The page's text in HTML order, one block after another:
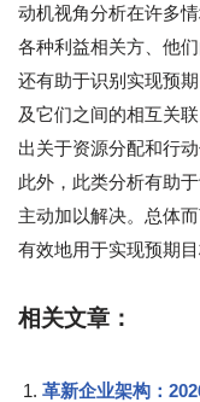
动机视角分析在许多
各种利益相关方、他
还有助于识别实现预
及它们之间的相互关
出关于资源分配和行
此外，此类分析有助
主动加以解决。总体
有效地用于实现预期目
相关文章：
革新企业架构：